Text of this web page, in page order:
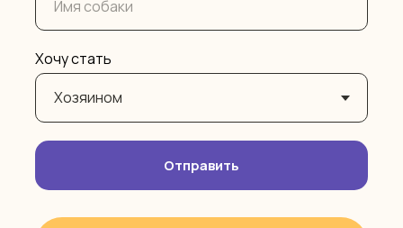
Хочу стать
Отправить